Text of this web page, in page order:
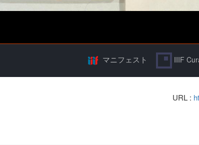
マニフェスト IIIF
URL :